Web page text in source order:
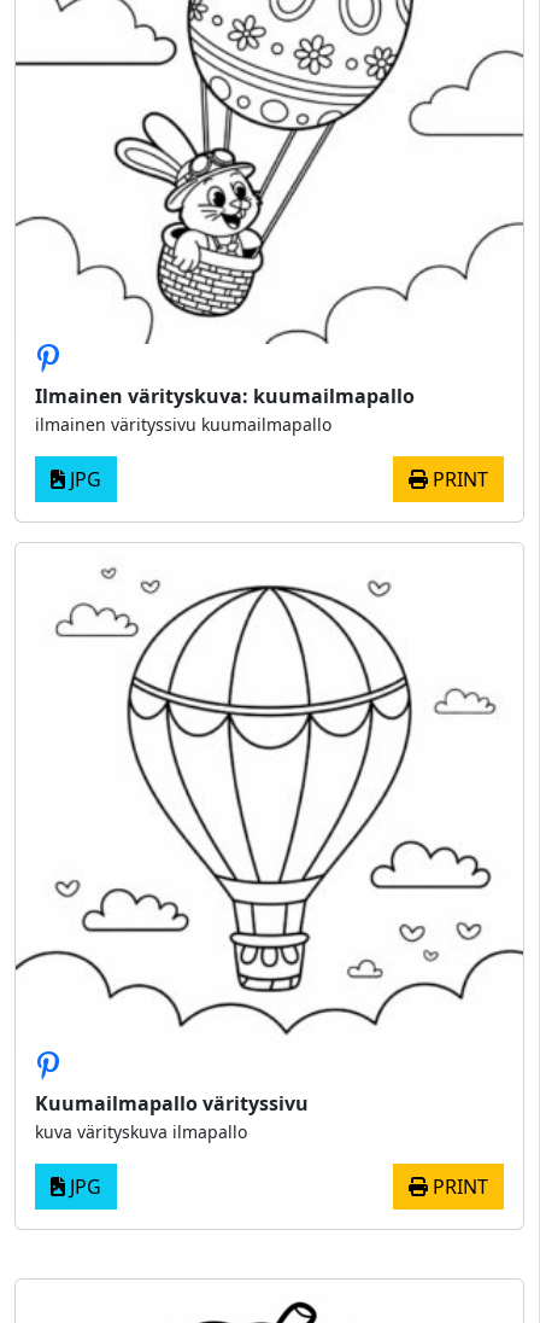
Ilmainen värityskuva: kuumailmapallo
ilmainen värityssivu kuumailmapallo
JPG PRINT
Kuumailmapallo värityssivu
kuva värityskuva ilmapallo
JPG PRINT